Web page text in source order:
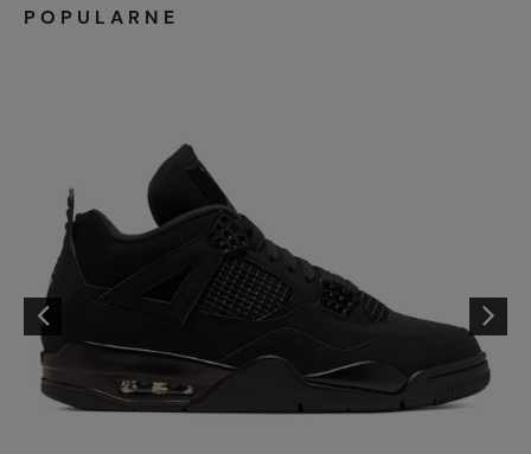
POPULARNE